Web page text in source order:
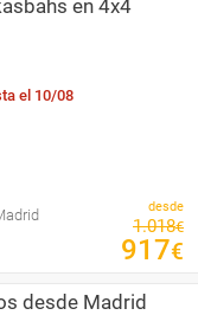
en 4x4
el 10/08
desde
1.018€
917€
desde Madrid